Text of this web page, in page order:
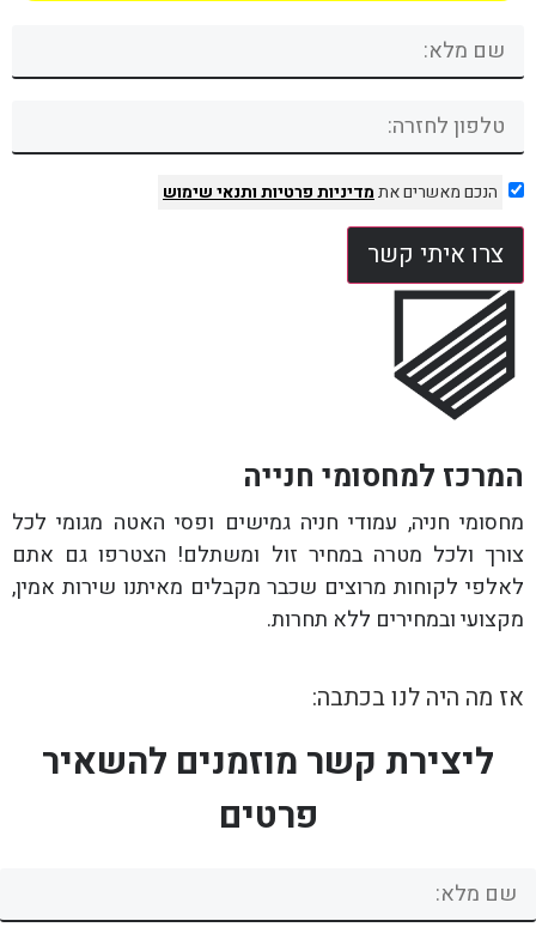
הנכם מאשרים אתמדיניות פרטיותותנאי שימוש
צרו איתי קשר
המרכז למחסומי חנייה
מחסומי חניה, עמודי חניה גמישים ופסי האטה מגומי לכל
צורך ולכל מטרה במחיר זול ומשתלם! הצטרפו גם אתם
לאלפי לקוחות מרוצים שכבר מקבלים מאיתנו שירות אמין,
מקצועי ובמחירים ללא תחרות.
אז מה היה לנו בכתבה:
ליצירת קשר מוזמנים להשאיר
פרטים